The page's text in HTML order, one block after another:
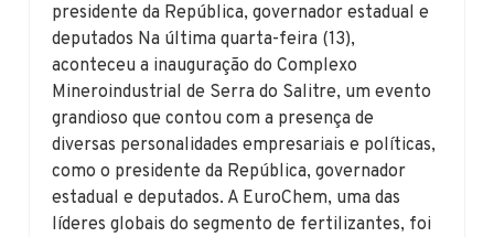
presidente da República, governador estadual e
deputados Na última quarta-feira (13),
aconteceu a inauguração do Complexo
Mineroindustrial de Serra do Salitre, um evento
grandioso que contou com a presença de
diversas personalidades empresariais e políticas,
como o presidente da República, governador
estadual e deputados. A EuroChem, uma das
líderes globais do segmento de fertilizantes, foi